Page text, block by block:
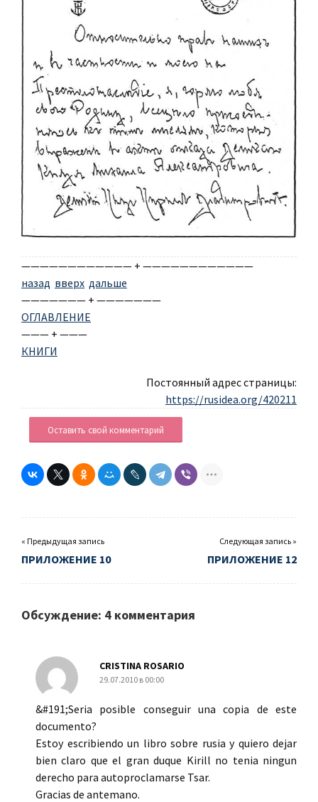
———————————— + ————————————
назад вверх дальше
——————— + ———————
ОГЛАВЛЕНИЕ
——— + ———
КНИГИ
Постоянный адрес страницы:
https://rusidea.org/420211
Оставить свой комментарий
« Предыдущая запись
ПРИЛОЖЕНИЕ 10
Следующая запись »
ПРИЛОЖЕНИЕ 12
Обсуждение: 4 комментария
CRISTINA ROSARIO
29.07.2010 в 00:00
&#191;Seria posible conseguir una copia de este
documento?
Estoy escribiendo un libro sobre rusia y quiero dejar
bien claro que el gran duque Kirill no tenia ningun
derecho para autoproclamarse Tsar.
Gracias de antemano.